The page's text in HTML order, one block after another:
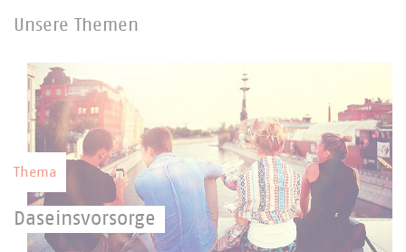
Unsere Themen
Thema
Daseinsvorsorge